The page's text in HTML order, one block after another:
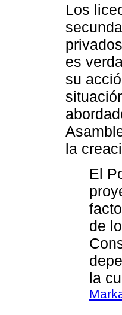
Los
es
su
la
El
de
la